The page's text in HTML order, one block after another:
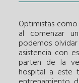
Optimistas
al comenzar
podemos
asistencia con
parten de la
hospital a este